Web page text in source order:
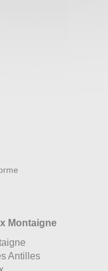
Montaigne
Antilles